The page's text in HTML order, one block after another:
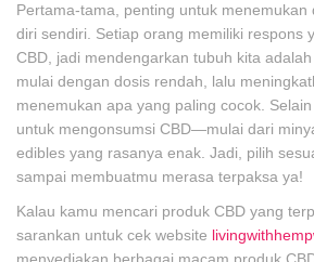
Pertama-tama, penting untuk menemukan
diri sendiri. Setiap orang memiliki respons
CBD, jadi mendengarkan tubuh kita
mulai dengan dosis rendah, lalu
menemukan apa yang paling cocok.
untuk mengonsumsi CBD—mulai dari
edibles yang rasanya enak. Jadi, pilih
sampai membuatmu merasa terpaksa ya!
Kalau kamu mencari produk CBD yang
sarankan untuk cek website